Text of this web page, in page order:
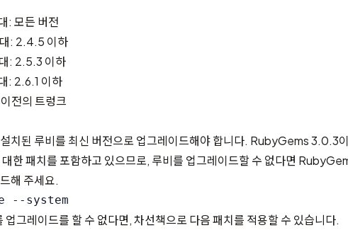
: 모든 버전
: 2.4.5 이하
: 2.5.3 이하
: 2.6.1 이하
전의 트렁크
치된 루비를 최신 버전으로 업그레이드해야 합니다. RubyGems 3.0.3
한 패치를 포함하고 있으므로, 루비를 업그레이드할 수 없다면
해 주세요.
그레이드를 할 수 없다면, 차선책으로 다음 패치를 적용할 수 있습니다.